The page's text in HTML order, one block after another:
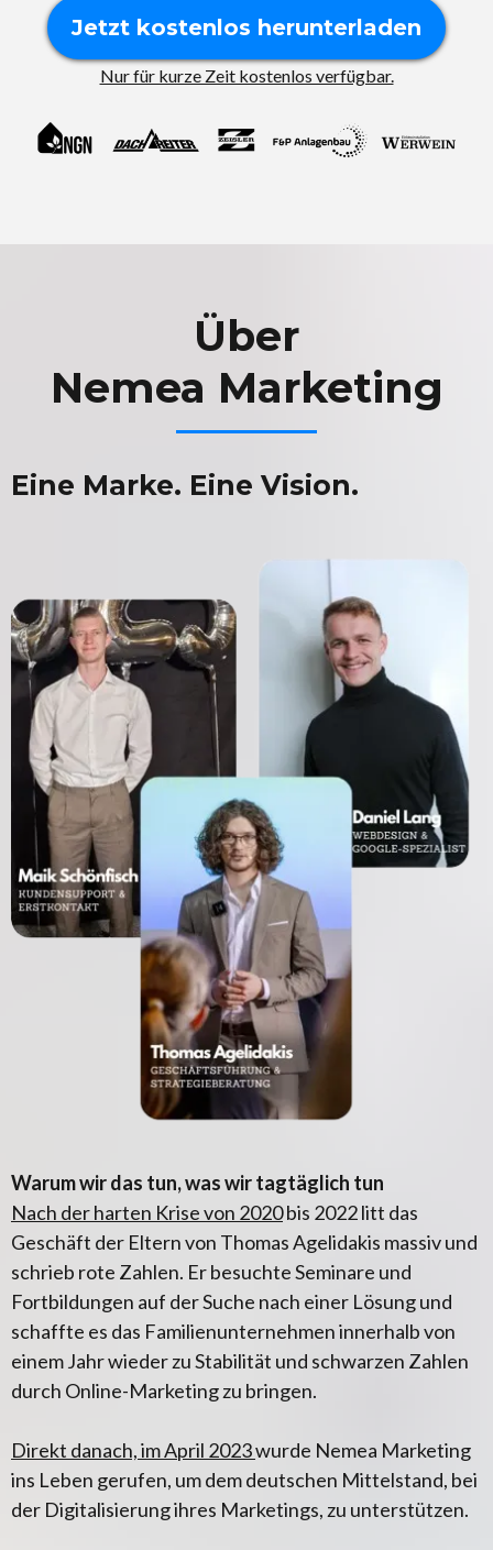
Jetzt kostenlos herunterladen
Nur für kurze Zeit kostenlos verfügbar.
Über
Nemea Marketing
Eine Marke. Eine Vision.
Warum wir das tun, was wir tagtäglich tun
Nach der harten Krise von 2020bis 2022 litt das
Geschäft der Eltern von Thomas Agelidakis massiv und
schrieb rote Zahlen. Er besuchte Seminare und
Fortbildungen auf der Suche nach einer Lösung und
schaffte es das Familienunternehmen innerhalb von
einem Jahr wieder zu Stabilität und schwarzen Zahlen
durch Online-Marketing zu bringen.
Direkt danach, im April 2023wurde Nemea Marketing
ins Leben gerufen, um dem deutschen Mittelstand, bei
der Digitalisierung ihres Marketings, zu unterstützen.